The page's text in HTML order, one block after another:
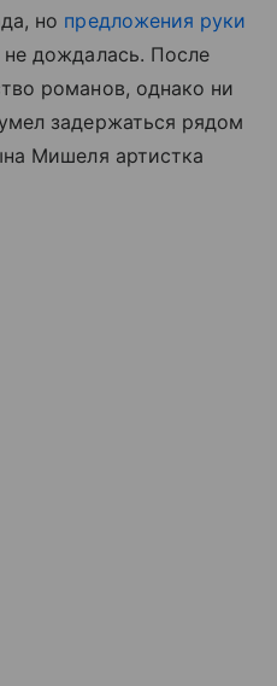
но предложения руки
дождалась. После
романов, однако ни
задержаться рядом
Мишеля артистка